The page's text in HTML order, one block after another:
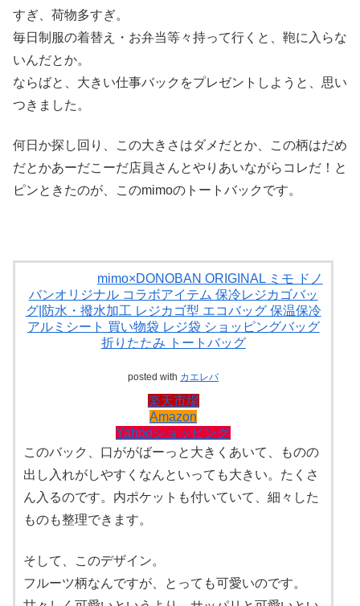
すぎ、荷物多すぎ。
毎日制服の着替え・お弁当等々持って行くと、鞄に入らな
いんだとか。
ならばと、大きい仕事バックをプレゼントしようと、思い
つきました。
何日か探し回り、この大きさはダメだとか、この柄はだめ
だとかあーだこーだ店員さんとやりあいながらコレだ！と
ピンときたのが、このmimoのトートバックです。
mimo×DONOBAN ORIGINAL ミモ ドノ
バンオリジナル コラボアイテム 保冷レジカゴバッ
グ|防水・撥水加工 レジカゴ型 エコバッグ 保温保冷
アルミシート 買い物袋 レジ袋 ショッピングバッグ
折りたたみ トートバッグ
posted with カエレバ
楽天市場
Amazon
Yahooショッピング
このバック、口ががばーっと大きくあいて、ものの
出し入れがしやすくなんといっても大きい。たくさ
ん入るのです。内ポケットも付いていて、細々した
ものも整理できます。
そして、このデザイン。
フルーツ柄なんですが、とっても可愛いのです。